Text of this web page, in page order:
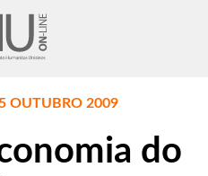
OUTUBRO 2009
do